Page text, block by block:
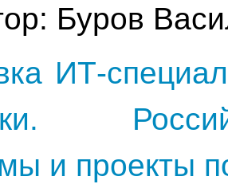
Буров
ИТ-
и проекты